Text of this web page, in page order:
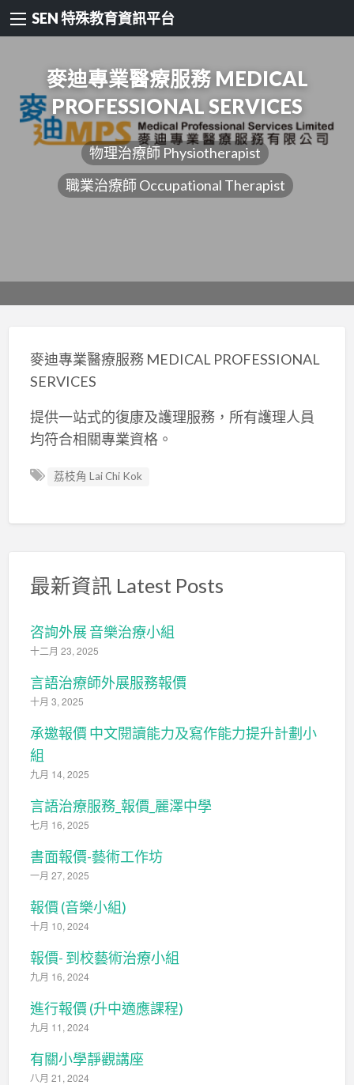
SEN 特殊教育資訊平台
麥迪專業醫療服務 MEDICAL
PROFESSIONAL SERVICES
物理治療師 Physiotherapist
職業治療師 Occupational Therapist
麥迪專業醫療服務 MEDICAL PROFESSIONAL
SERVICES
提供一站式的復康及護理服務，所有護理人員
均符合相關專業資格。
荔枝角 Lai Chi Kok
最新資訊 Latest Posts
咨詢外展 音樂治療小組
十二月 23, 2025
言語治療師外展服務報價
十月 3, 2025
承邀報價 中文閱讀能力及寫作能力提升計劃小
組
九月 14, 2025
言語治療服務_報價_麗澤中學
七月 16, 2025
書面報價-藝術工作坊
一月 27, 2025
報價 (音樂小組)
十月 10, 2024
報價- 到校藝術治療小組
九月 16, 2024
進行報價 (升中適應課程)
九月 11, 2024
有關小學靜觀講座
八月 21, 2024